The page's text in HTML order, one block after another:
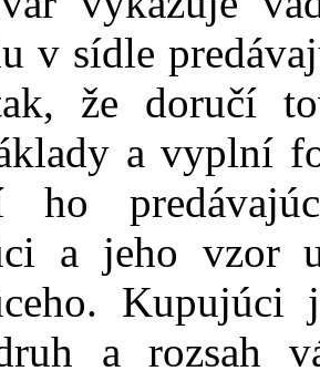
v sídle
že doručí
a vyplní
ho
a jeho vzor
a rozsah